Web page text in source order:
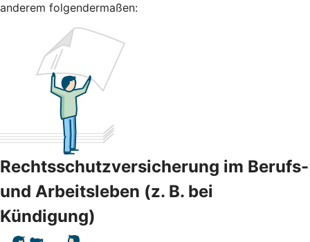
anderem folgendermaßen:
Rechtsschutzversicherung im Berufs-
und Arbeitsleben (z. B. bei
Kündigung)